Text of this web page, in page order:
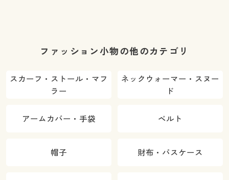
ファッション小物の他のカテゴリ
スカーフ・ストール・マフ
ラー
ネックウォーマー・スヌー
ド
アームカバー・手袋 ベルト
帽子 財布・パスケース